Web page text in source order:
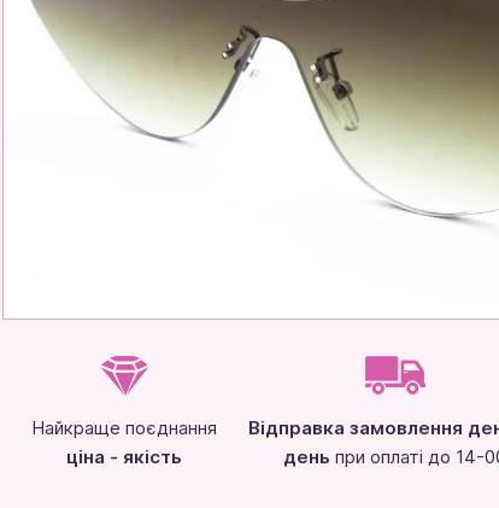
Найкраще поєднання
ціна - якість
Відправка замовлення
день при оплаті до 14-